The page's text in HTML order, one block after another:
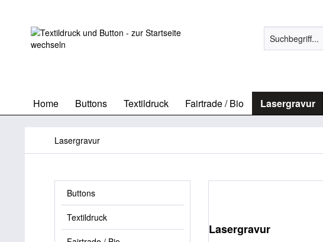
Home Buttons Textildruck Fairtrade / Bio Lasergravur
Lasergravur
Buttons
Textildruck
Lasergravur